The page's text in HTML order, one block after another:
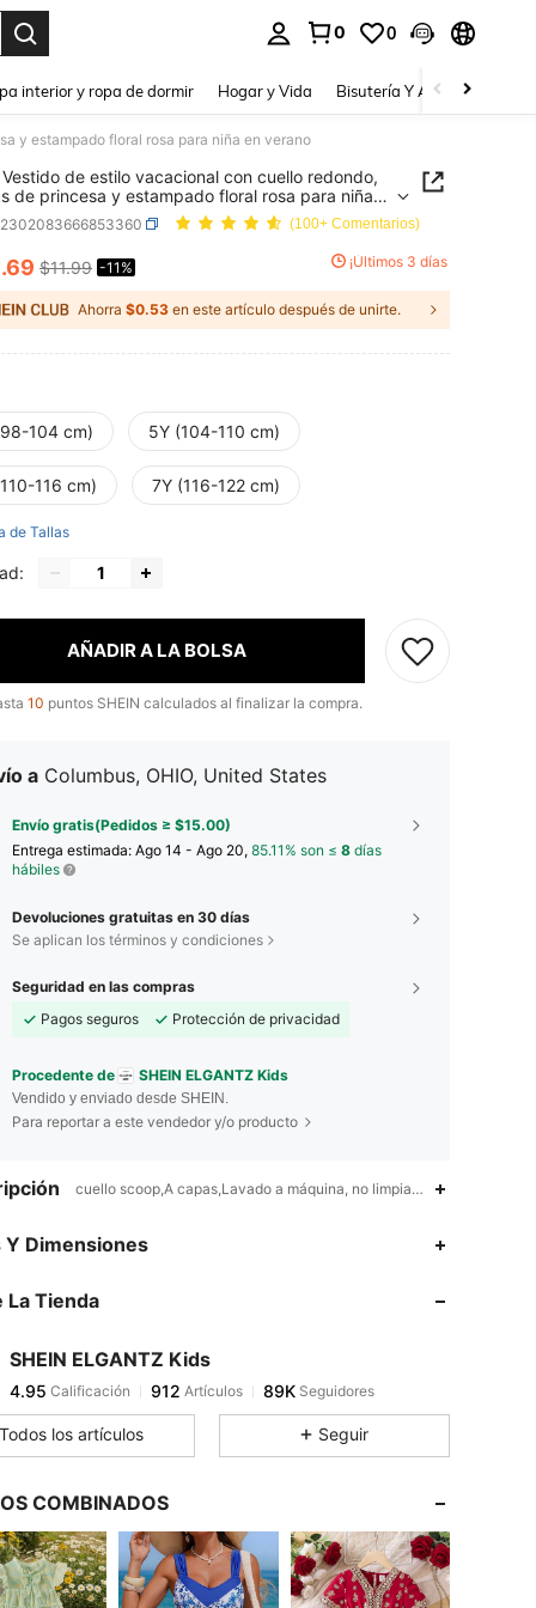
0 0
interior y ropa de dormir Hogar y Vida Bisutería Y Accesorios
y estampado floral rosa para niña en verano
Vestido de estilo vacacional con cuello redondo,
de princesa y estampado floral rosa para niña
(100+ Comentarios)
AND AVAILABILITY
.69 $11.99 -11% ¡Últimos 3 días
Ahorra $0.53 en este artículo después de unirte.
104 cm) 5Y (104-110 cm)
116 cm) 7Y (116-122 cm)
de Tallas
AÑADIR A LA BOLSA
10 puntos SHEIN calculados al finalizar la compra.
a Columbus, OHIO, United States
Envío gratis(Pedidos ≥ $15.00)
Entrega estimada: Ago 14 - Ago 20, 85.11% son ≤ 8 días
hábiles
Devoluciones gratuitas en 30 días
Se aplican los términos y condiciones
Seguridad en las compras
Pagos seguros
Protección de privacidad
Procedente de SHEIN ELGANTZ Kids
Vendido y enviado desde SHEIN.
Para reportar a este vendedor y/o producto
cuello scoop,A capas,Lavado a máquina, no limpiar en seco, lavar
Y Dimensiones
La Tienda
SHEIN ELGANTZ Kids
4.95
4.95 Calificación 912 Artículos
t***tpagó Hace 1 día
4.95
4.95 912
4.95 912 89K
Todos los artículos Seguir
COMBINADOS